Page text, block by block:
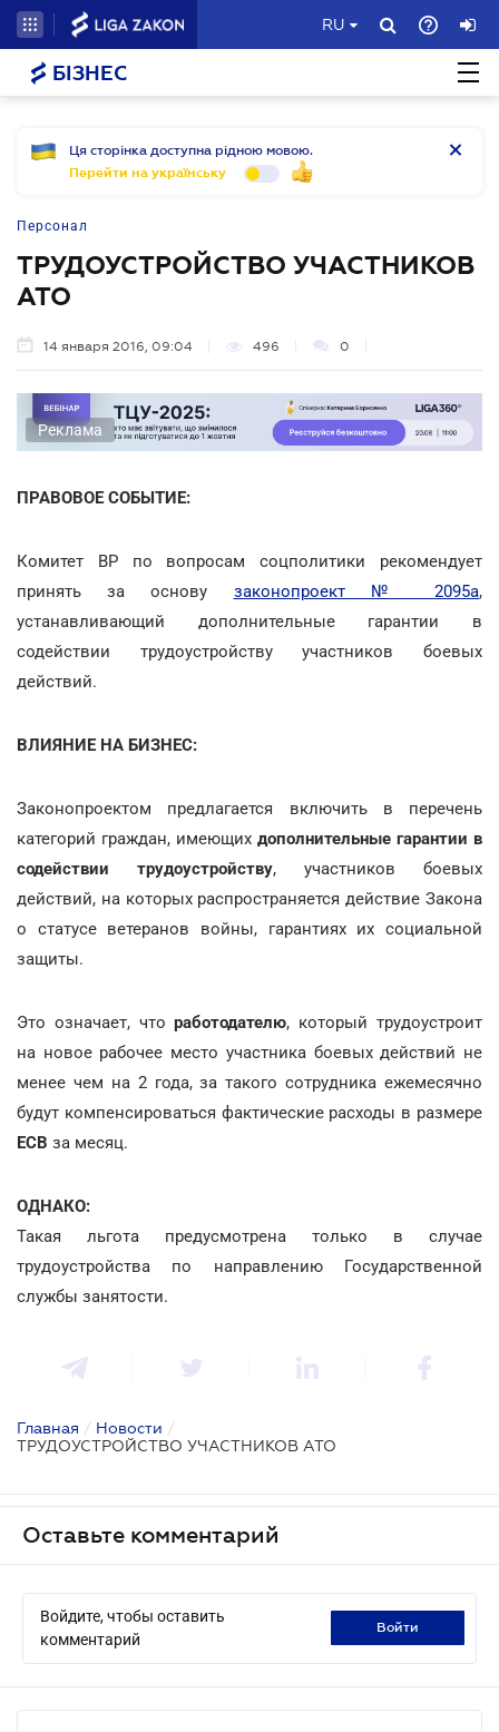
RU
БІЗНЕС
Ця сторінка доступна рідною мовою.
Перейти на українську
Персонал
ТРУДОУСТРОЙСТВО УЧАСТНИКОВ
АТО
14 января 2016, 09:04 496 0
Реклама
ПРАВОВОЕ СОБЫТИЕ:
Комитет ВР по вопросам соцполитики рекомендует
принять за основу законопроект № 2095а,
устанавливающий дополнительные гарантии в
содействии трудоустройству участников боевых
действий.
ВЛИЯНИЕ НА БИЗНЕС:
Законопроектом предлагается включить в перечень
категорий граждан, имеющих дополнительные гарантии в
содействии трудоустройству, участников боевых
действий, на которых распространяется действие Закона
о статусе ветеранов войны, гарантиях их социальной
защиты.
Это означает, чтоработодателю, который трудоустроит
на новое рабочее место участника боевых действий не
менее чем на 2 года, за такого сотрудника ежемесячно
будут компенсироваться фактические расходы в размере
ЕСВ за месяц.
ОДНАКО:
Такая льгота предусмотрена только в случае
трудоустройства по направлению Государственной
службы занятости.
Главная / Новости /
ТРУДОУСТРОЙСТВО УЧАСТНИКОВ АТО
Оставьте комментарий
Войдите, чтобы оставить
комментарий
войти